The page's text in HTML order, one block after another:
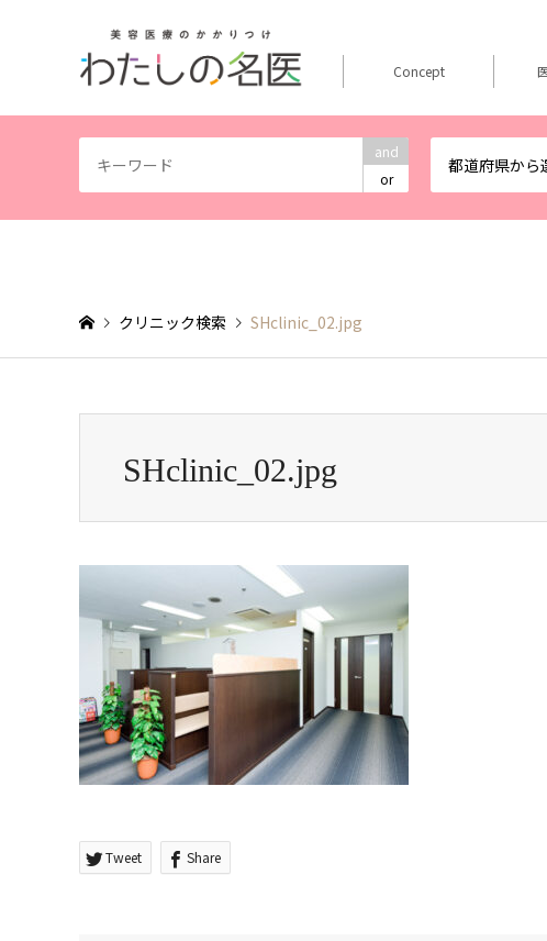
and
or
都道府県から
Concept
クリニック検索 SHclinic_02.jpg
SHclinic_02.jpg
Tweet Share